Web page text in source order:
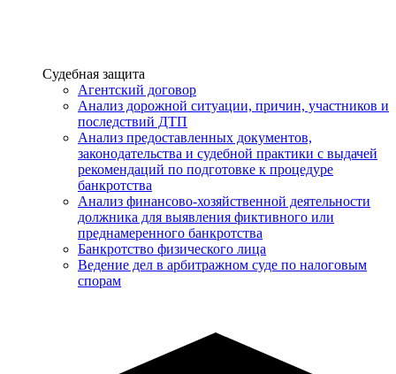
Услуги
Судебная защита
Агентский договор
Анализ дорожной ситуации, причин, участников и
последствий ДТП
Анализ предоставленных документов,
законодательства и судебной практики с выдачей
рекомендаций по подготовке к процедуре
банкротства
Анализ финансово-хозяйственной деятельности
должника для выявления фиктивного или
преднамеренного банкротства
Банкротство физического лица
Ведение дел в арбитражном суде по налоговым
спорам